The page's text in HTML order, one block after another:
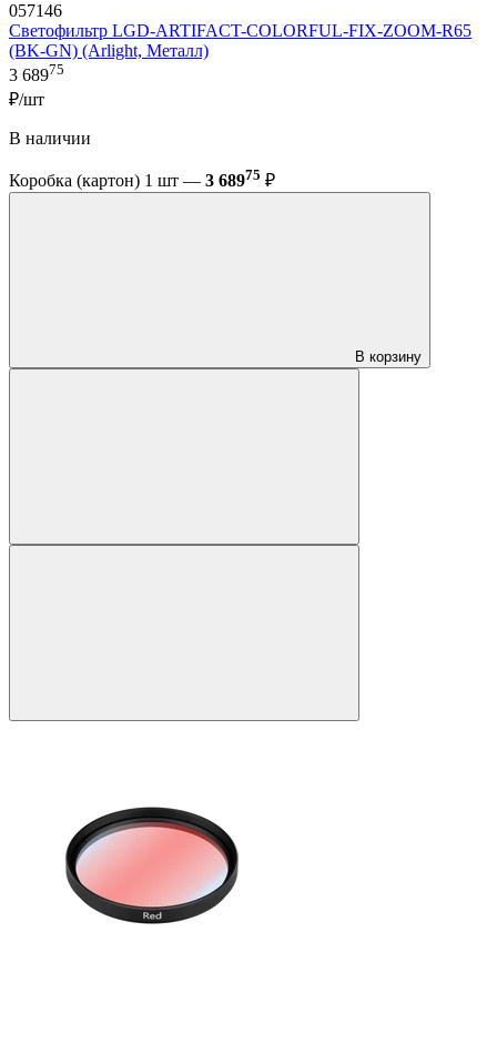
057146
Светофильтр LGD-ARTIFACT-COLORFUL-FIX-ZOOM-R65
(BK-GN) (Arlight, Металл)
3 68975
₽/шт
В наличии
Коробка (картон) 1 шт — 3 68975 ₽
В корзину